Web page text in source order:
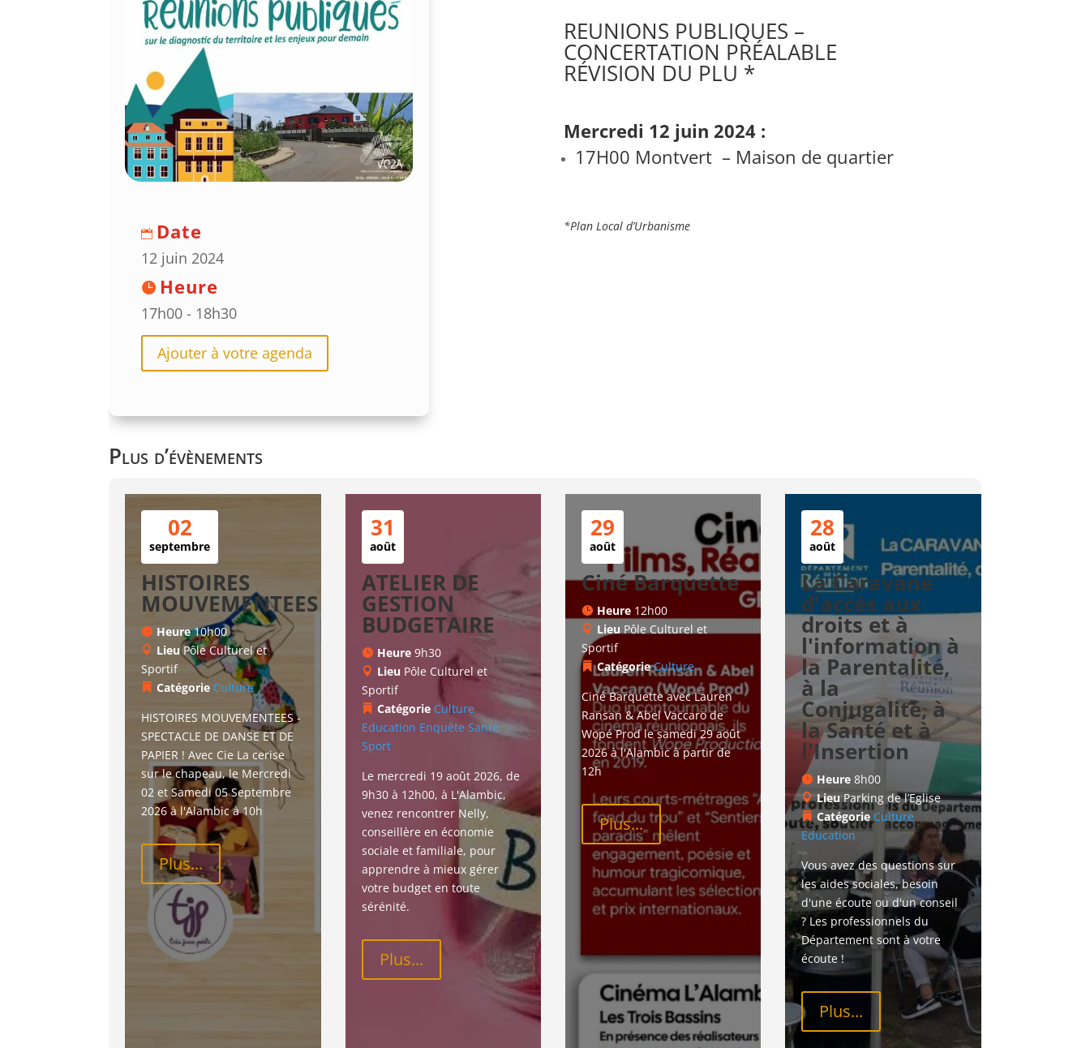
Date
12 juin 2024
Heure
17h00 - 18h30
Ajouter à votre agenda
REUNIONS PUBLIQUES –
CONCERTATION PRÉALABLE
RÉVISION DU PLU *
Mercredi 12 juin 2024 :
17H00 Montvert – Maison de quartier
*Plan Local d’Urbanisme
Plus d’évènements
02
septembre
HISTOIRES
MOUVEMENTEES
Heure10h00
LieuPôle Culturel et
Sportif
Catégorie Culture
HISTOIRES MOUVEMENTEES -
SPECTACLE DE DANSE ET DE
PAPIER ! Avec Cie La cerise
sur le chapeau, le Mercredi
02 et Samedi 05 Septembre
2026 à l'Alambic à 10h
Plus...
31
août
ATELIER DE
GESTION
BUDGETAIRE
Heure 9h30
Lieu Pôle Culturel et
Sportif
Catégorie Culture
Education Enquête Santé
Sport
Le mercredi 19 août 2026, de
9h30 à 12h00, à L'Alambic,
venez rencontrer Nelly,
conseillère en économie
sociale et familiale, pour
apprendre à mieux gérer
votre budget en toute
sérénité.
Plus...
29
août
Ciné Barquette
Heure 12h00
LieuPôle Culturel et
Sportif
CatégorieCulture
Ciné Barquette avec Lauren
Ransan & Abel Vaccaro de
Wopé Prod le samedi 29 août
2026 à l'Alambic à partir de
12h
Plus...
28
août
La Caravane
d'accès aux
droits et à
l'information à
la Parentalité,
à la
Conjugalité, à
la Santé et à
l'Insertion
Heure8h00
LieuParking de l’Eglise
CatégorieCulture
Education
Vous avez des questions sur
les aides sociales, besoin
d'une écoute ou d'un conseil
? Les professionnels du
Département sont à votre
écoute !
Plus...